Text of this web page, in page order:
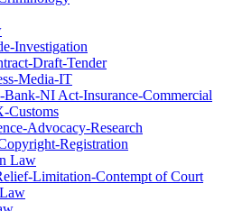
Investigation
Draft-Tender
Media-IT
Bank-NI Act-Insurance-Commercial
Customs
Advocacy-Research
Registration
Law
Limitation-Contempt of Court